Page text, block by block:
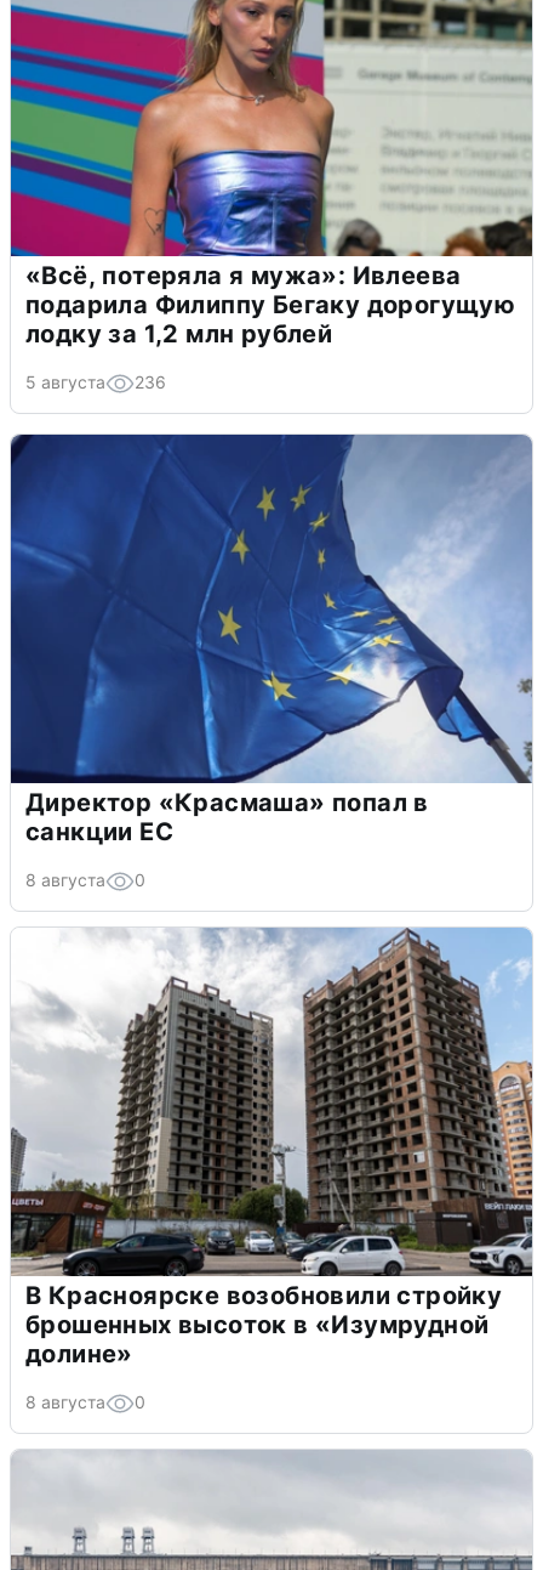
«Всё, потеряла я мужа»: Ивлеева
подарила Филиппу Бегаку дорогущую
лодку за 1,2 млн рублей
5 августа 236
Директор «Красмаша» попал в
санкции ЕС
8 августа 0
В Красноярске возобновили стройку
брошенных высоток в «Изумрудной
долине»
8 августа 0